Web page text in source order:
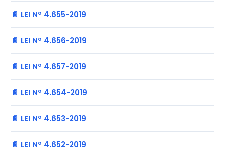
📄 LEI Nº 4.655-2019
📄 LEI Nº 4.656-2019
📄 LEI Nº 4.657-2019
📄 LEI Nº 4.654-2019
📄 LEI Nº 4.653-2019
📄 LEI Nº 4.652-2019